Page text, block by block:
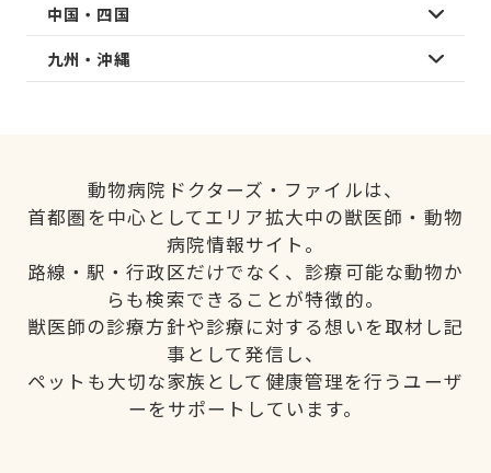
中国・四国
九州・沖縄
動物病院ドクターズ・ファイルは、
首都圏を中心としてエリア拡大中の獣医師・動物
病院情報サイト。
路線・駅・行政区だけでなく、診療可能な動物か
らも検索できることが特徴的。
獣医師の診療方針や診療に対する想いを取材し記
事として発信し、
ペットも大切な家族として健康管理を行うユーザ
ーをサポートしています。